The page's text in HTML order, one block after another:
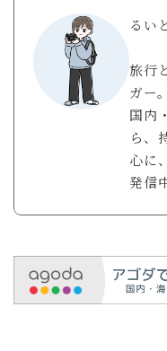
動画鑑賞など。
プロフィールを読む
X
Contact
る
旅行
ガー。
国内
ら、
心に
発信